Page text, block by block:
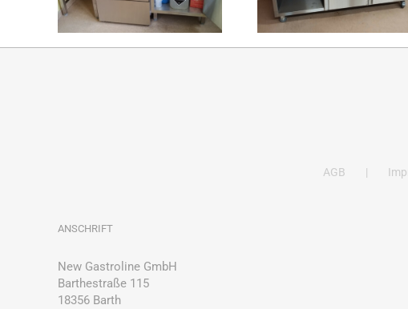
AGB
ANSCHRIFT
New Gastroline GmbH
Barthestraße 115
18356 Barth